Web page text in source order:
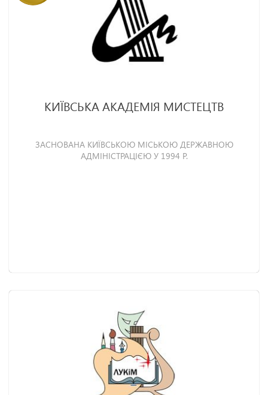
КИЇВСЬКА АКАДЕМІЯ МИСТЕЦТВ
ЗАСНОВАНА КИЇВСЬКОЮ МІСЬКОЮ ДЕРЖАВНОЮ
АДМІНІСТРАЦІЄЮ У 1994 Р.